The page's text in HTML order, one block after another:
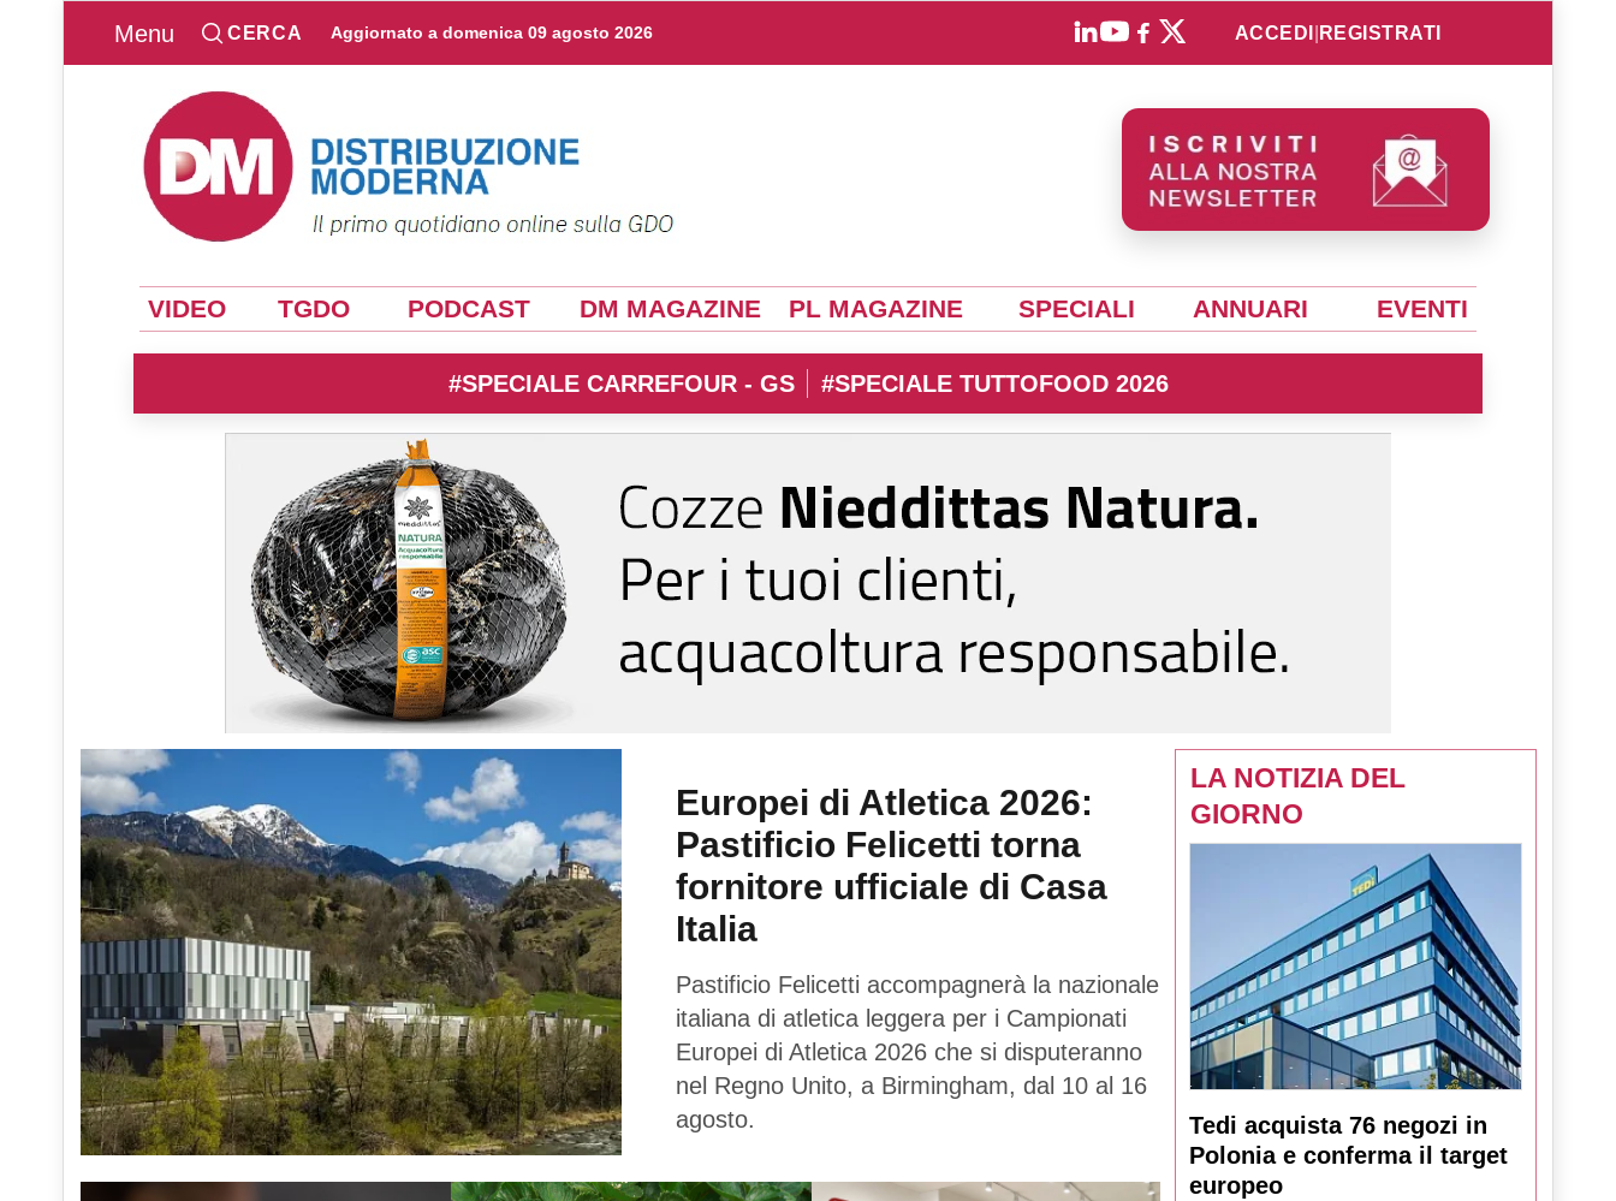
Menu CERCA Aggiornato a domenica 09 agosto 2026 ACCEDI REGISTRATI
VIDEO TGDO PODCAST DM MAGAZINE PL MAGAZINE SPECIALI ANNUARI EVENTI
#SPECIALE CARREFOUR - GS #SPECIALE TUTTOFOOD 2026
Europei di Atletica 2026:
Pastificio Felicetti torna
fornitore ufficiale di Casa
Italia
Pastificio Felicetti accompagnerà la nazionale
italiana di atletica leggera per i Campionati
Europei di Atletica 2026 che si disputeranno
nel Regno Unito, a Birmingham, dal 10 al 16
agosto.
LA NOTIZIA DEL
GIORNO
Tedi acquista 76 negozi in
Polonia e conferma il target
europeo